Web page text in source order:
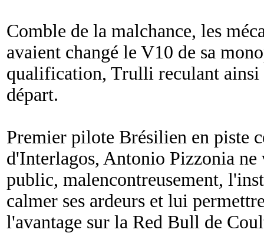
Comble de la malchance, les
avaient changé le V10 de sa
qualification, Trulli reculant ainsi
départ.
Premier pilote Brésilien en piste
d'Interlagos, Antonio Pizzonia ne
public, malencontreusement,
calmer ses ardeurs et lui
l'avantage sur la Red Bull de